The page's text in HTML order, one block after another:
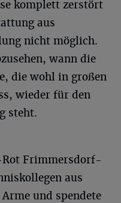
komplett zerstört
aus
nicht möglich.
wann die
die wohl in großen
wieder für den
steht.
Frimmersdorf-
aus
und spendete